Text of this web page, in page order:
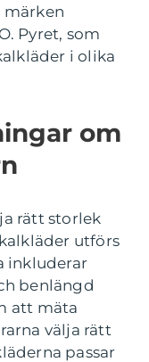
märken
Pyret, som
i olika
om
rätt storlek
utförs
inkluderar
benlängd
att mäta
välja rätt
passar